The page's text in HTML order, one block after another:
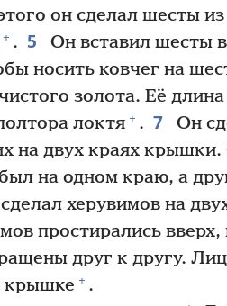
он сделал шесты
+ . 5
Он вставил шесты
носить ковчег на
золота. Её
локтя + . 7
Он
на двух краях
на одном краю, а
херувимов на
простирались
друг к другу.
крышке + .